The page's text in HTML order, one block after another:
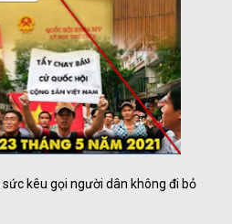
kêu gọi người dân không đi bỏ